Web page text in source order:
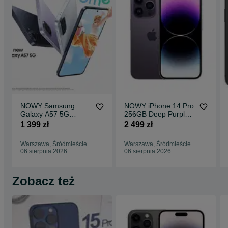
NOWY Samsung
Galaxy A57 5G
128GB Lilac
Sklep CentralGSM
1 399 zł
Warszawa, Śródmieście
06 sierpnia 2026
NOWY iPhone 14 Pro
256GB Deep Purple
2499ZŁ Sklep
2 499 zł
Warszawa, Śródmieście
06 sierpnia 2026
Zobacz też